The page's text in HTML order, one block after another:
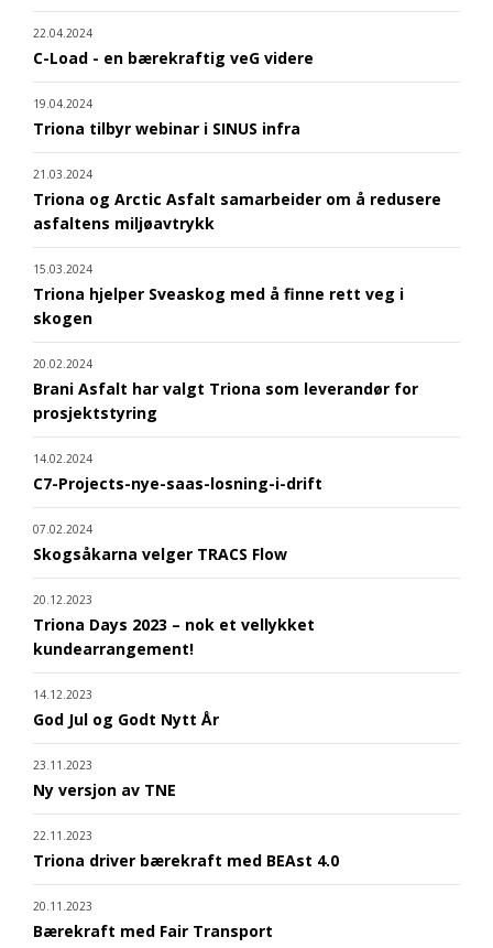
22.04.2024
C-Load - en bærekraftig veG videre
19.04.2024
Triona tilbyr webinar i SINUS infra
21.03.2024
Triona og Arctic Asfalt samarbeider om å redusere
asfaltens miljøavtrykk
15.03.2024
Triona hjelper Sveaskog med å finne rett veg i
skogen
20.02.2024
Brani Asfalt har valgt Triona som leverandør for
prosjektstyring
14.02.2024
C7-Projects-nye-saas-losning-i-drift
07.02.2024
Skogsåkarna velger TRACS Flow
20.12.2023
Triona Days 2023 – nok et vellykket
kundearrangement!
14.12.2023
God Jul og Godt Nytt År
23.11.2023
Ny versjon av TNE
22.11.2023
Triona driver bærekraft med BEAst 4.0
20.11.2023
Bærekraft med Fair Transport